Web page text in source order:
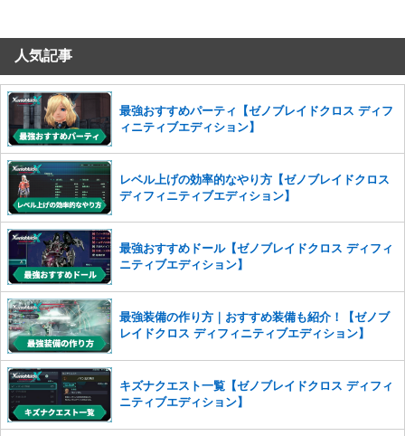
コメントの削除を申請する
せていただきます。ご了承ください。
※一度削除したコメントは復元ができませんのでご注意くだ
さい。
また、過度な利用規約の違反や、弊社に損害の及ぶ内容の書き込みがあ
った場合は、法的措置をとらせていただく場合もございますので、あら
かじめご理解くださいませ。
人気記事
最強おすすめパーティ【ゼノブレイドクロス ディフ
ィニティブエディション】
レベル上げの効率的なやり方【ゼノブレイドクロス
ディフィニティブエディション】
最強おすすめドール【ゼノブレイドクロス ディフィ
ニティブエディション】
最強装備の作り方｜おすすめ装備も紹介！【ゼノブ
レイドクロス ディフィニティブエディション】
キズナクエスト一覧【ゼノブレイドクロス ディフィ
ニティブエディション】